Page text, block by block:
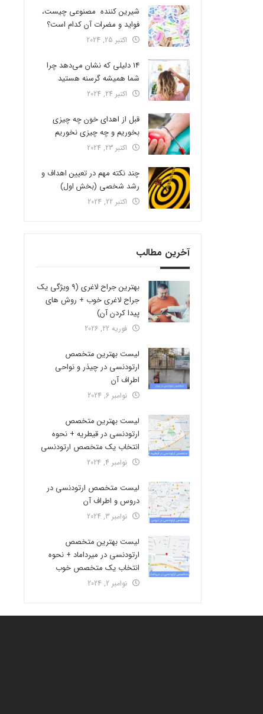
شیرین کننده مصنوعی چیست،
فواید و مضرات آن کدام است؟
اکتبر 25, 2024
14 دلیلی که نشان می‌دهد چرا
شما همیشه گرسنه هستید
اکتبر 24, 2024
قبل از اهدای خون چه چیزی
بخوریم و چه چیزی نخوریم
اکتبر 23, 2024
چند نکته مهم در تعیین اهداف و
رشد شخصی (بخش اول)
اکتبر 22, 2024
آخرین مطالب
بهترین جراح لاغری (9 ویژگی یک
جراح لاغری خوب + روش های
پیدا کردن آن)
فوریه 22, 2026
لیست بهترین متخصص
ارتودنسی در چیذر و نواحی
اطراف آن
نوامبر 6, 2024
لیست بهترین متخصص
ارتودنسی در قیطریه + نحوه
انتخاب یک متخصص ارتودنسی
نوامبر 4, 2024
لیست متخصص ارتودنسی در
دروس و اطراف آن
نوامبر 3, 2024
لیست بهترین متخصص
ارتودنسی در میرداماد + نحوه
انتخاب یک متخصص خوب
نوامبر 2, 2024